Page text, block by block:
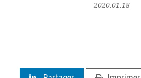
2020.01.18